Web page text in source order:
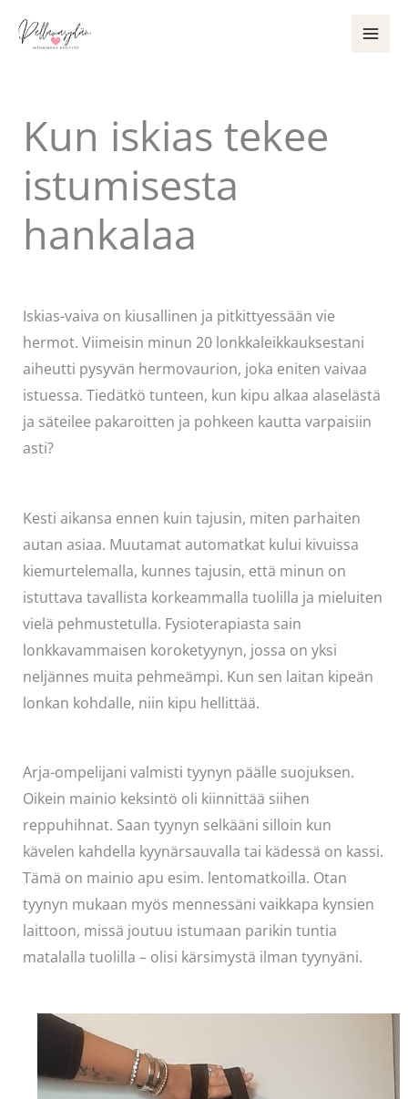
sisältöön
Kun iskias tekee
istumisesta
hankalaa
Iskias-vaiva on kiusallinen ja pitkittyessään vie
hermot. Viimeisin minun 20 lonkkaleikkauksestani
aiheutti pysyvän hermovaurion, joka eniten vaivaa
istuessa. Tiedätkö tunteen, kun kipu alkaa alaselästä
ja säteilee pakaroitten ja pohkeen kautta varpaisiin
asti?
Kesti aikansa ennen kuin tajusin, miten parhaiten
autan asiaa. Muutamat automatkat kului kivuissa
kiemurtelemalla, kunnes tajusin, että minun on
istuttava tavallista korkeammalla tuolilla ja mieluiten
vielä pehmustetulla. Fysioterapiasta sain
lonkkavammaisen koroketyynyn, jossa on yksi
neljännes muita pehmeämpi. Kun sen laitan kipeän
lonkan kohdalle, niin kipu hellittää.
Arja-ompelijani valmisti tyynyn päälle suojuksen.
Oikein mainio keksintö oli kiinnittää siihen
reppuhihnat. Saan tyynyn selkääni silloin kun
kävelen kahdella kyynärsauvalla tai kädessä on kassi.
Tämä on mainio apu esim. lentomatkoilla. Otan
tyynyn mukaan myös mennessäni vaikkapa kynsien
laittoon, missä joutuu istumaan parikin tuntia
matalalla tuolilla – olisi kärsimystä ilman tyynyäni.